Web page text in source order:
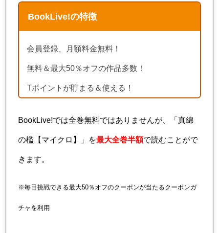
BookLive!の特徴
会員登録、月額料金無料！
無料＆最大50％オフの作品多数！
Tポイントが貯まる＆使える！
BookLive!では全巻無料ではありませんが、「真綿
の檻【マイクロ】」を最大全巻半額で読むことがで
きます。
※毎日挑戦できる最大50％オフのクーポンが当たるクーポンガ
チャを利用